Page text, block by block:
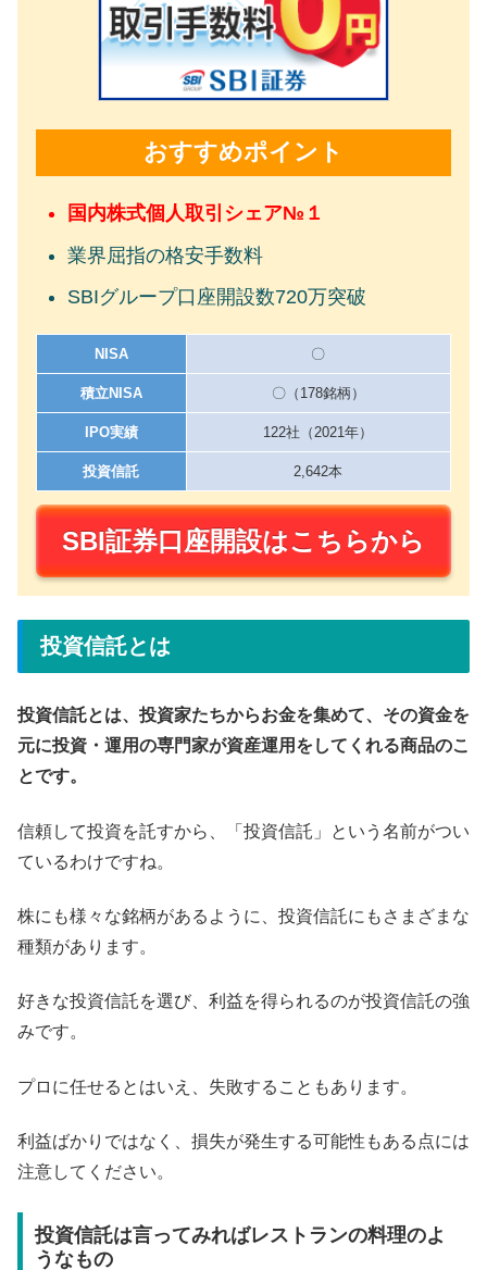
おすすめポイント
国内株式個人取引シェア№１
業界屈指の格安手数料
SBIグループ口座開設数720万突破
NISA 〇
積立NISA 〇（178銘柄）
IPO実績 122社（2021年）
投資信託 2,642本
SBI証券口座開設はこちらから
投資信託とは
投資信託とは、投資家たちからお金を集めて、その資金を
元に投資・運用の専門家が資産運用をしてくれる商品のこ
とです。
信頼して投資を託すから、「投資信託」という名前がつい
ているわけですね。
株にも様々な銘柄があるように、投資信託にもさまざまな
種類があります。
好きな投資信託を選び、利益を得られるのが投資信託の強
みです。
プロに任せるとはいえ、失敗することもあります。
利益ばかりではなく、損失が発生する可能性もある点には
注意してください。
投資信託は言ってみればレストランの料理のよ
うなもの